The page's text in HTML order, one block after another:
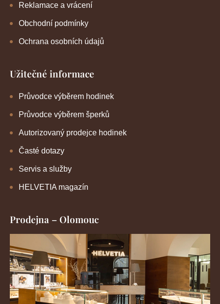
Reklamace a vrácení
Obchodní podmínky
Ochrana osobních údajů
Užitečné informace
Průvodce výběrem hodinek
Průvodce výběrem šperků
Autorizovaný prodejce hodinek
Časté dotazy
Servis a služby
HELVETIA magazín
Prodejna – Olomouc